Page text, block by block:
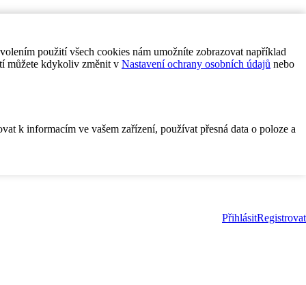
použití všech cookies nám umožníte zobrazovat například
můžete kdykoliv změnit v Nastavení ochrany osobních údajů nebo
k informacím ve vašem zařízení, používat přesná data o poloze a
PřihlásitRegistrovat